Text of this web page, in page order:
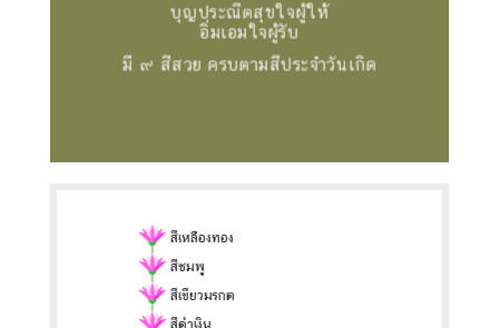
บุญประณีตสุขใจผู้ให้
อิ่มเอมใจผู้รับ
มี ๙ สีสวย ครบตามสีประจำวันเกิด
สีเหลืองทอง
สีชมพู
สีเขียวมรกต